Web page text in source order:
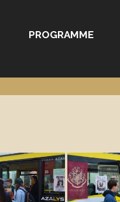
PROGRAMME